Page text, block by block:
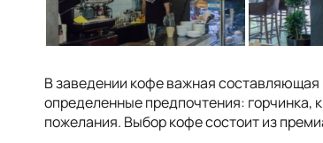
В заведении кофе важная
определенные предпочтения: горчинка,
пожелания. Выбор кофе состоит из